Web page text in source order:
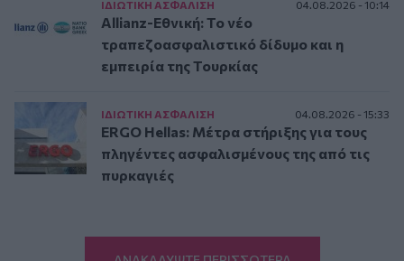
ΙΔΙΩΤΙΚΗ ΑΣΦAΛΙΣΗ 04.08.2026 - 10:14
Allianz-Εθνική: Το νέο
τραπεζοασφαλιστικό δίδυμο και η
εμπειρία της Τουρκίας
ΙΔΙΩΤΙΚΗ ΑΣΦAΛΙΣΗ 04.08.2026 - 15:33
ERGO Hellas: Μέτρα στήριξης για τους
πληγέντες ασφαλισμένους της από τις
πυρκαγιές